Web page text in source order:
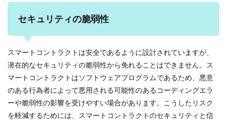
セキュリティの脆弱性
スマートコントラクトは安全であるように設計されていますが、
潜在的なセキュリティの脆弱性から免れることはできません。ス
マートコントラクトはソフトウェアプログラムであるため、悪意
のある行為者によって悪用される可能性のあるコーディングエラ
ーや脆弱性の影響を受けやすい場合があります。こうしたリスク
を軽減するためには、スマートコントラクトのセキュリティと信